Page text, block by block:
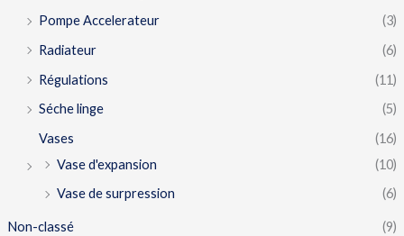
Pompe Accelerateur
(3)
Radiateur
(6)
Régulations
(11)
Séche linge
(5)
Vases
(16)
Vase d'expansion
(10)
Vase de surpression
(6)
Non-classé (9)